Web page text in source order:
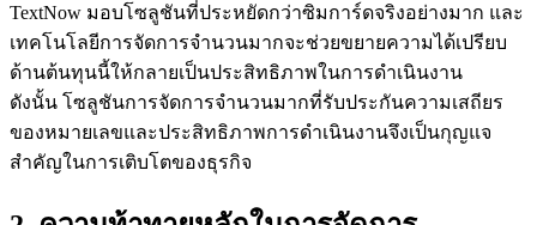
TextNow มอบโซลูชันที่ประหยัดกว่าซิมการ์ดจริงอย่างมาก และ
เทคโนโลยีการจัดการจำนวนมากจะช่วยขยายความได้เปรียบ
ด้านต้นทุนนี้ให้กลายเป็นประสิทธิภาพในการดำเนินงาน
ดังนั้น โซลูชันการจัดการจำนวนมากที่รับประกันความเสถียร
ของหมายเลขและประสิทธิภาพการดำเนินงานจึงเป็นกุญแจ
สำคัญในการเติบโตของธุรกิจ